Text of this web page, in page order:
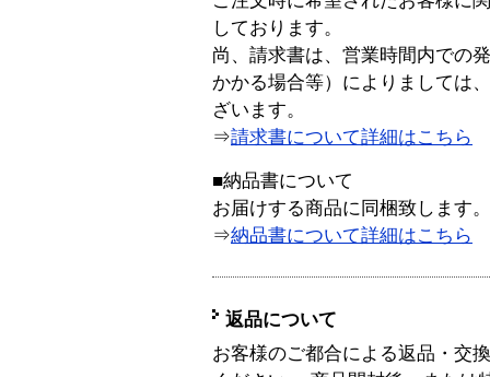
しております。
尚、請求書は、営業時間内での
かかる場合等）によりましては
ざいます。
⇒請求書について詳細はこちら
■納品書について
お届けする商品に同梱致します。
⇒納品書について詳細はこちら
返品について
お客様のご都合による返品・交